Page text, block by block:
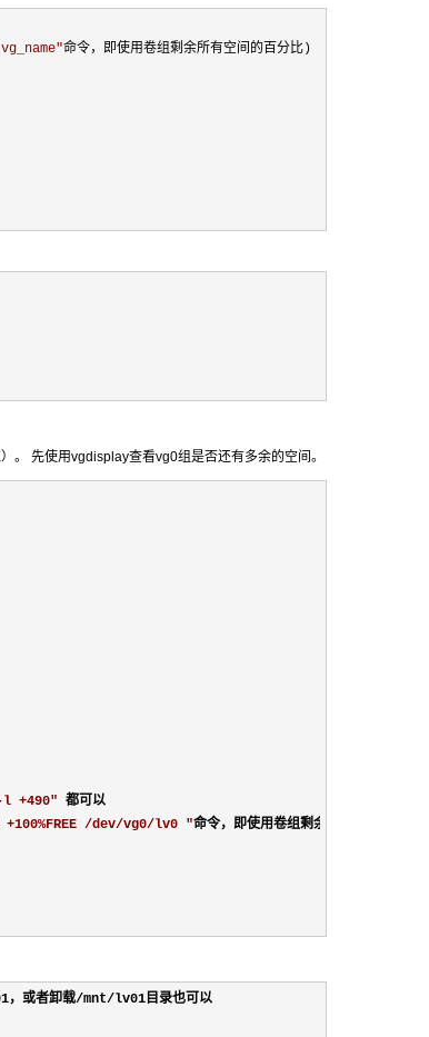
"命令，即使用卷组剩余所有空间的百分比)
。 先使用vgdisplay查看vg0组是否还有多余的空间。
l +490" 都可以
/dev/vg0/lv0 "命令，即使用卷组剩余所有空间。
或者卸载/mnt/lv01目录也可以